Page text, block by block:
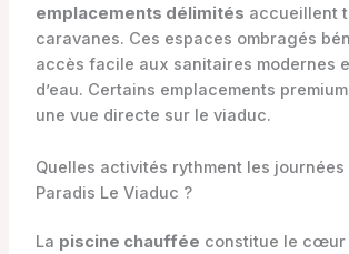
emplacements délimités accueillent
caravanes. Ces espaces ombragés
accès facile aux sanitaires modernes
d’eau. Certains emplacements
une vue directe sur le viaduc.
Quelles activités rythment les journées
Paradis Le Viaduc ?
La piscine chauffée constitue le cœur